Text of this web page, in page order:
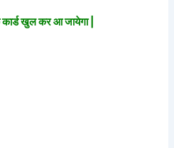
खुल कर आ जायेगा |